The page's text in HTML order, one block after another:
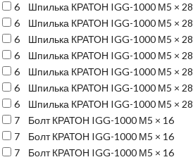
6
Шпилька КРАТОН IGG-1000 М5 × 28
6
Шпилька КРАТОН IGG-1000 М5 × 28
6
Шпилька КРАТОН IGG-1000 М5 × 28
6
Шпилька КРАТОН IGG-1000 М5 × 28
6
Шпилька КРАТОН IGG-1000 М5 × 28
6
Шпилька КРАТОН IGG-1000 М5 × 28
6
Шпилька КРАТОН IGG-1000 М5 × 28
7
Болт КРАТОН IGG-1000 М5 × 16
7
Болт КРАТОН IGG-1000 М5 × 16
7
Болт КРАТОН IGG-1000 М5 × 16